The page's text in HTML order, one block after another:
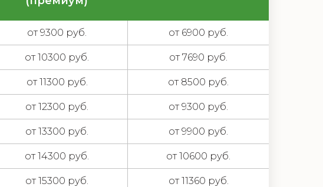
от 9300 руб. от 6900 руб.
от 10300 руб. от 7690 руб.
от 11300 руб. от 8500 руб.
от 12300 руб. от 9300 руб.
от 13300 руб. от 9900 руб.
от 14300 руб. от 10600 руб.
от 15300 руб. от 11360 руб.